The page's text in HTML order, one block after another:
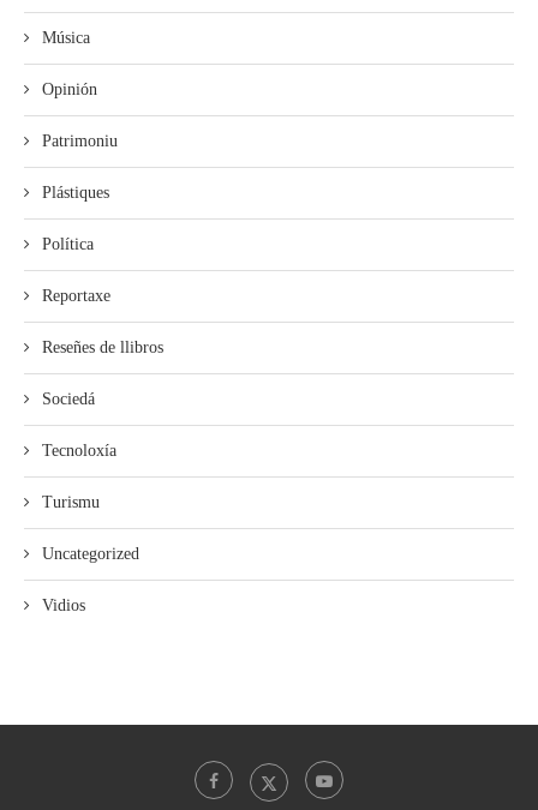
Música
Opinión
Patrimoniu
Plástiques
Política
Reportaxe
Reseñes de llibros
Sociedá
Tecnoloxía
Turismu
Uncategorized
Vidios